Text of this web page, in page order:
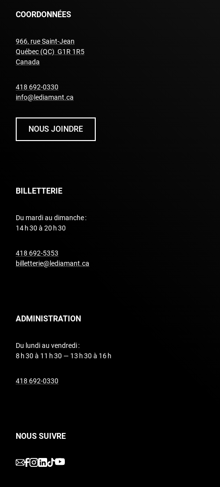
COORDONNÉES
966, rue Saint-Jean
Québec (QC) G1R 1R5
Canada
418 692-0330
info@lediamant.ca
NOUS JOINDRE
BILLETTERIE
Du mardi au dimanche :
14 h 30 à 20 h 30
418 692-5353
billetterie@lediamant.ca
ADMINISTRATION
Du lundi au vendredi :
8 h 30 à 11 h 30 — 13 h 30 à 16 h
418 692-0330
NOUS SUIVRE
undefined
undefined
undefined
undefined
undefined